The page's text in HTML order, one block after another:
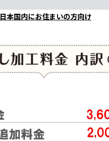
日本国内にお住まいの方向け